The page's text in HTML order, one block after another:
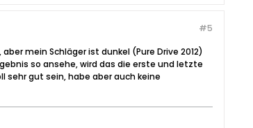
#5
mein Schläger ist dunkel (Pure Drive 2012)
so ansehe, wird das die erste und letzte
sehr gut sein, habe aber auch keine